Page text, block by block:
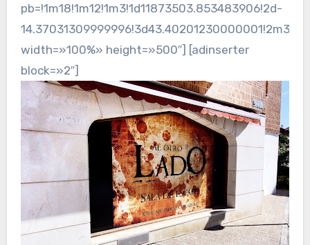
pb=!1m18!1m12!1m3!1d11873503.853483906!2d-
width=»100%» height=»500″] [adinserter
block=»2″]